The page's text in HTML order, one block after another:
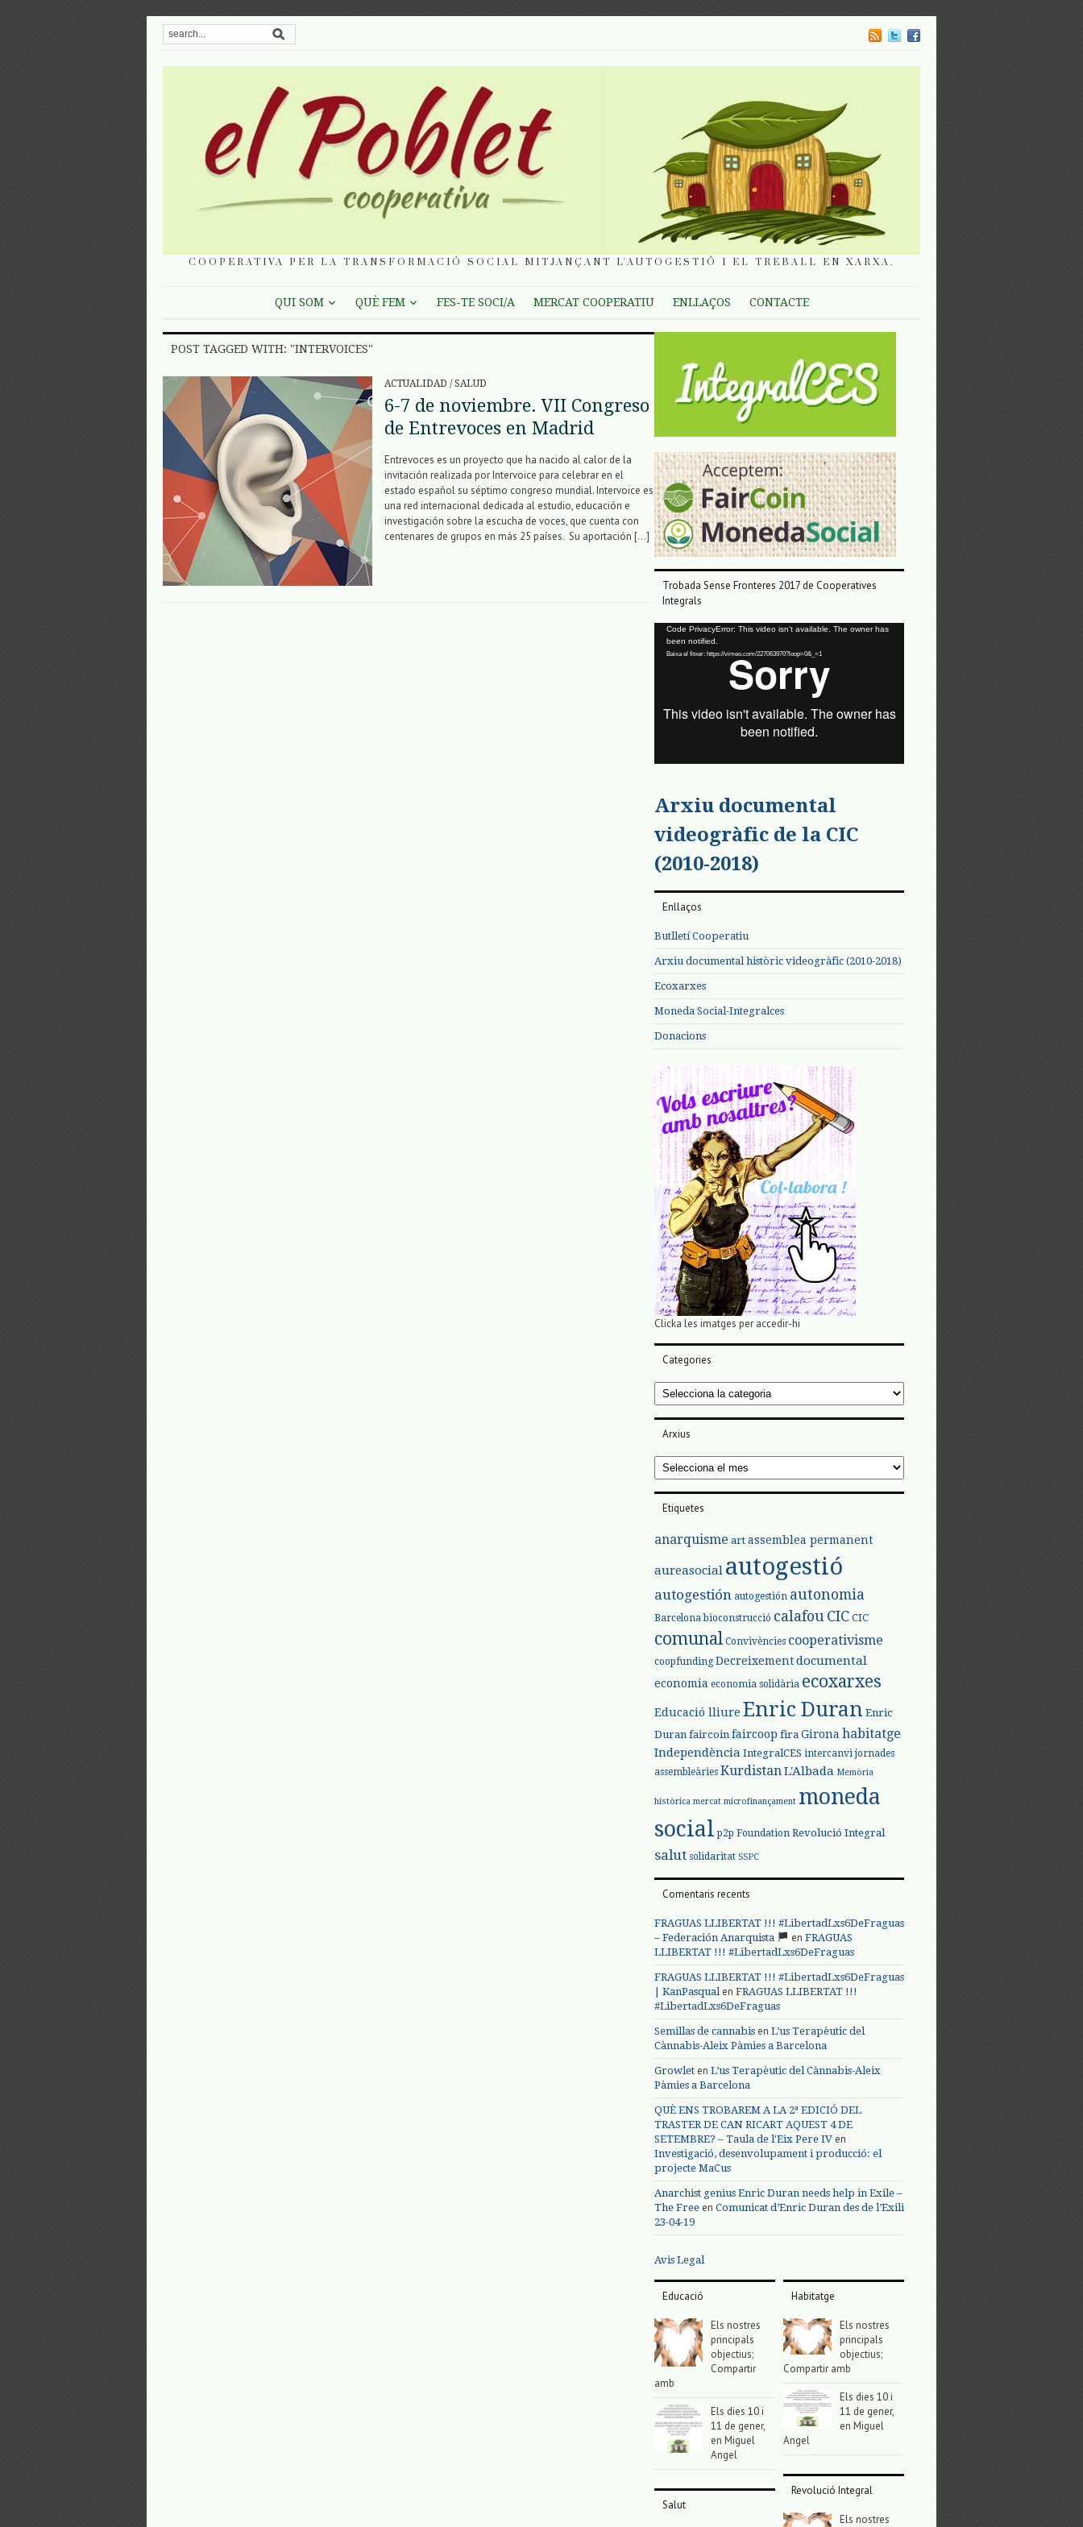
COOPERATIVA PER LA TRANSFORMACIÓ SOCIAL MITJANÇANT L'AUTOGESTIÓ I EL TREBALL EN XARXA.
QUI SOM QUÈ FEM FES-TE SOCI/A MERCAT COOPERATIU ENLLAÇOS CONTACTE
POST TAGGED WITH: "INTERVOICES"
ACTUALIDAD / SALUD
6-7 de noviembre. VII Congreso
de Entrevoces en Madrid
Entrevoces es un proyecto que ha nacido al calor de la
invitación realizada por Intervoice para celebrar en el
estado español su séptimo congreso mundial. Intervoice es
una red internacional dedicada al estudio, educación e
investigación sobre la escucha de voces, que cuenta con
centenares de grupos en más 25 países. Su aportación […]
Trobada Sense Fronteres 2017 de Cooperatives
Integrals
Reproductor
vídeo
Code PrivacyError: This video isn't available. The owner has
been notified.
Baixa el fitxer: https://vimeo.com/227063970?loop=0&_=1
Arxiu documental
videogràfic de la CIC
(2010-2018)
Enllaços
Butlletí Cooperatiu
Arxiu documental històric videogràfic (2010-2018)
Ecoxarxes
Moneda Social-Integralces
Donacions
Clicka les imatges per accedir-hi
Categories
Categories
Arxius
Arxius
Etiquetes
anarquisme art assemblea permanent
aureasocial autogestió
autogestión autogestión autonomia
Barcelona bioconstrucció calafou CIC CIC
comunal Convivències cooperativisme
coopfunding Decreixementdocumental
economia economia solidària ecoxarxes
Educació lliure Enric Duran Enric
Duran faircoin faircoop fira Girona habitatge
Independència IntegralCES intercanvi jornades
assembleàries Kurdistan L'Albada Memòria
històrica mercat microfinançament moneda
social p2p Foundation Revolució Integral
salut solidaritat SSPC
Comentaris recents
FRAGUAS LLIBERTAT !!! #LibertadLxs6DeFraguas
– Federación Anarquista
en FRAGUAS
LLIBERTAT !!! #LibertadLxs6DeFraguas
FRAGUAS LLIBERTAT !!! #LibertadLxs6DeFraguas
| KanPasqualen FRAGUAS LLIBERTAT !!!
#LibertadLxs6DeFraguas
Semillas de cannabis en L’us Terapèutic del
Cànnabis-Aleix Pàmies a Barcelona
Growlet en L’us Terapèutic del Cànnabis-Aleix
Pàmies a Barcelona
QUÈ ENS TROBAREM A LA 2ª EDICIÓ DEL
TRASTER DE CAN RICART AQUEST 4 DE
SETEMBRE? – Taula de l'Eix Pere IV en
Investigació, desenvolupament i producció: el
projecte MaCus
Anarchist genius Enric Duran needs help in Exile –
The Free en Comunicat d’Enric Duran des de l’Exili
23-04-19
Avis Legal
Educació
Els nostres
principals
objectius;
Compartir
amb
Els dies 10 i
11 de gener,
en Miguel
Angel
Salut
Habitatge
Els nostres
principals
objectius;
Compartir amb
Els dies 10 i
11 de gener,
en Miguel
Angel
Revolució Integral
Els nostres